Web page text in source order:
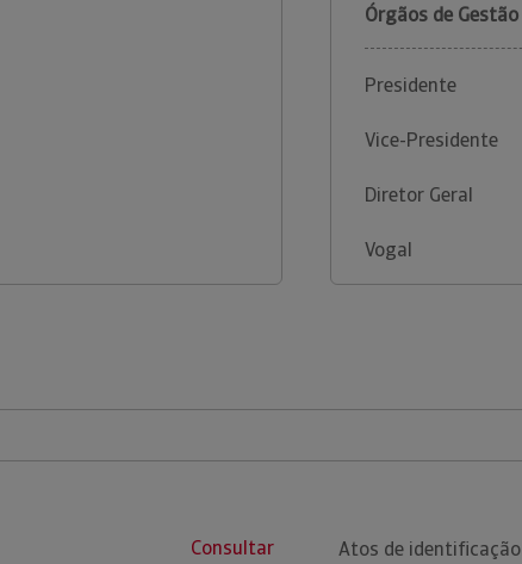
Órgãos de Gestão
Presidente
Vice-Presidente
Diretor Geral
Vogal
Consultar
Atos de identificação